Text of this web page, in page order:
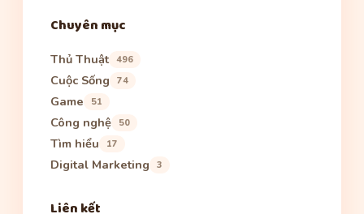
Chuyên mục
Thủ Thuật 496
Cuộc Sống 74
Game 51
Công nghệ 50
Tìm hiểu 17
Digital Marketing 3
Liên kết